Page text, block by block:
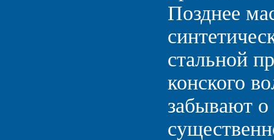
Позднее
стальной
конского
забывают о